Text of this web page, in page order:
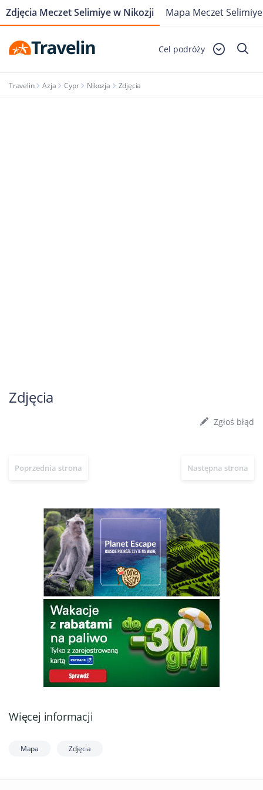
Cel podróży
Travelin Azja Cypr Nikozja Zdjęcia
Zdjęcia Meczet Selimiye w Nikozji Mapa Meczet
Zdjęcia
Zgłoś błąd
Poprzednia strona Następna strona
Więcej informacji
Mapa Zdjęcia